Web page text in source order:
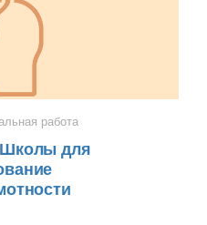
работа
для